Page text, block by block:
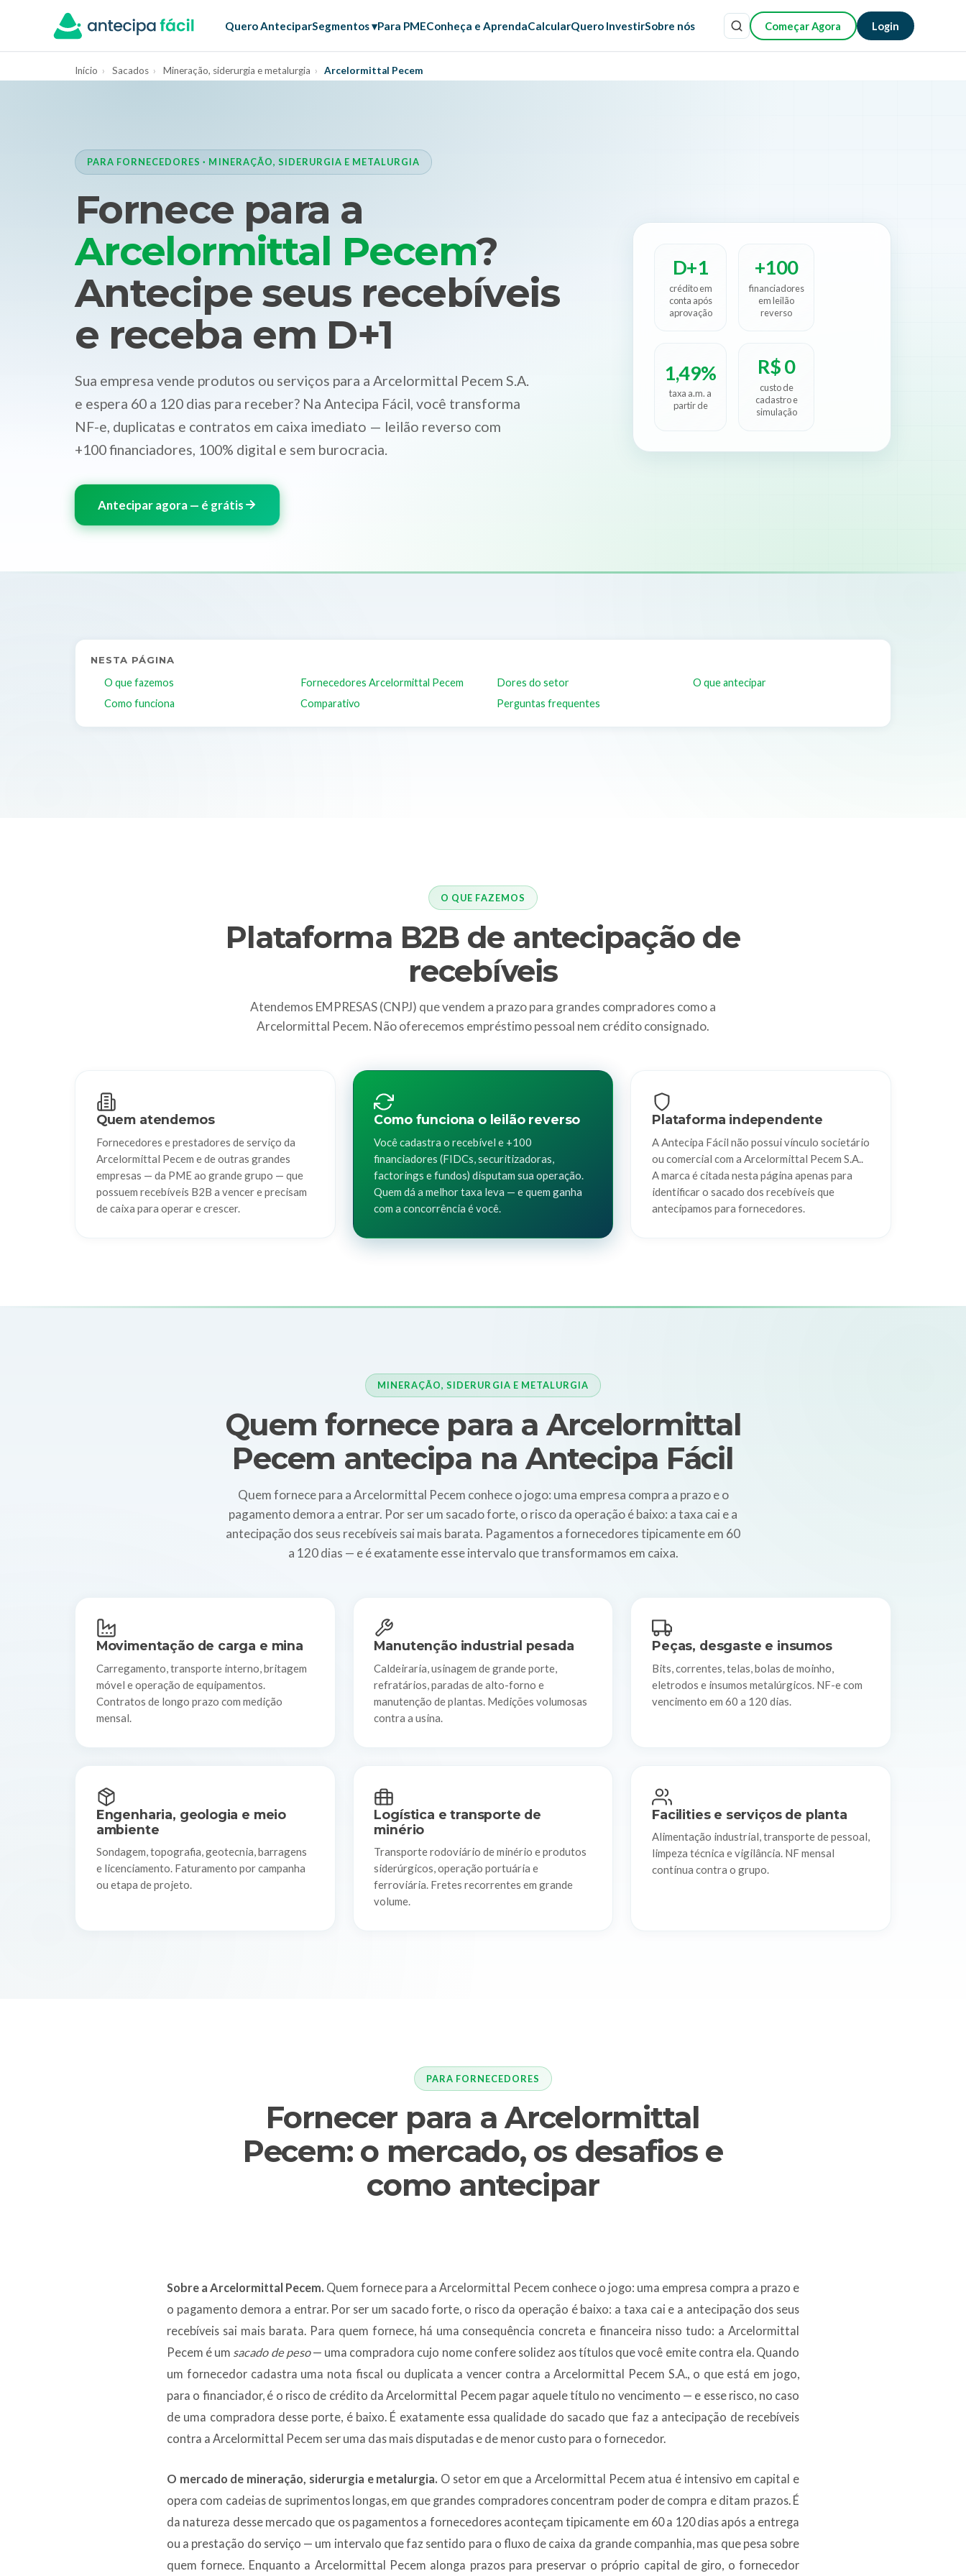
Quero AnteciparSegmentos ▾Para PMEConheça e AprendaCalcularQuero InvestirSobre nós Começar Agora Login
Início › Sacados › Mineração, siderurgia e metalurgia › Arcelormittal Pecem
PARA FORNECEDORES · MINERAÇÃO, SIDERURGIA E METALURGIA
Fornece para a
Arcelormittal Pecem?
Antecipe seus recebíveis
e receba em D+1
Sua empresa vende produtos ou serviços para a Arcelormittal Pecem S.A.
e espera 60 a 120 dias para receber? Na Antecipa Fácil, você transforma
NF-e, duplicatas e contratos em caixa imediato — leilão reverso com
+100 financiadores, 100% digital e sem burocracia.
Antecipar agora — é grátis
D+1
crédito em
conta após
aprovação
+100
financiadores
em leilão
reverso
1,49%
taxa a.m. a
partir de
R$ 0
custo de
cadastro e
simulação
NESTA PÁGINA
O que fazemos Fornecedores Arcelormittal Pecem Dores do setor
O que antecipar
Como funciona
Comparativo Perguntas frequentes
O QUE FAZEMOS
Plataforma B2B de antecipação de
recebíveis
Atendemos EMPRESAS (CNPJ) que vendem a prazo para grandes compradores como a
Arcelormittal Pecem. Não oferecemos empréstimo pessoal nem crédito consignado.
Quem atendemos
Fornecedores e prestadores de serviço da
Arcelormittal Pecem e de outras grandes
empresas — da PME ao grande grupo — que
possuem recebíveis B2B a vencer e precisam
de caixa para operar e crescer.
Como funciona o leilão reverso
Você cadastra o recebível e +100
financiadores (FIDCs, securitizadoras,
factorings e fundos) disputam sua operação.
Quem dá a melhor taxa leva — e quem ganha
com a concorrência é você.
Plataforma independente
A Antecipa Fácil não possui vínculo societário
ou comercial com a Arcelormittal Pecem S.A..
A marca é citada nesta página apenas para
identificar o sacado dos recebíveis que
antecipamos para fornecedores.
MINERAÇÃO, SIDERURGIA E METALURGIA
Quem fornece para a Arcelormittal
Pecem antecipa na Antecipa Fácil
Quem fornece para a Arcelormittal Pecem conhece o jogo: uma empresa compra a prazo e o
pagamento demora a entrar. Por ser um sacado forte, o risco da operação é baixo: a taxa cai e a
antecipação dos seus recebíveis sai mais barata. Pagamentos a fornecedores tipicamente em 60
a 120 dias — e é exatamente esse intervalo que transformamos em caixa.
Movimentação de carga e mina
Carregamento, transporte interno, britagem
móvel e operação de equipamentos.
Contratos de longo prazo com medição
mensal.
Manutenção industrial pesada
Caldeiraria, usinagem de grande porte,
refratários, paradas de alto-forno e
manutenção de plantas. Medições volumosas
contra a usina.
Peças, desgaste e insumos
Bits, correntes, telas, bolas de moinho,
eletrodos e insumos metalúrgicos. NF-e com
vencimento em 60 a 120 dias.
Engenharia, geologia e meio
ambiente
Sondagem, topografia, geotecnia, barragens
e licenciamento. Faturamento por campanha
ou etapa de projeto.
Logística e transporte de
minério
Transporte rodoviário de minério e produtos
siderúrgicos, operação portuária e
ferroviária. Fretes recorrentes em grande
volume.
Facilities e serviços de planta
Alimentação industrial, transporte de pessoal,
limpeza técnica e vigilância. NF mensal
contínua contra o grupo.
PARA FORNECEDORES
Fornecer para a Arcelormittal
Pecem: o mercado, os desafios e
como antecipar
Sobre a Arcelormittal Pecem. Quem fornece para a Arcelormittal Pecem conhece o jogo: uma empresa compra a prazo e
o pagamento demora a entrar. Por ser um sacado forte, o risco da operação é baixo: a taxa cai e a antecipação dos seus
recebíveis sai mais barata. Para quem fornece, há uma consequência concreta e financeira nisso tudo: a Arcelormittal
Pecem é um sacado de peso— uma compradora cujo nome confere solidez aos títulos que você emite contra ela. Quando
um fornecedor cadastra uma nota fiscal ou duplicata a vencer contra a Arcelormittal Pecem S.A., o que está em jogo,
para o financiador, é o risco de crédito da Arcelormittal Pecem pagar aquele título no vencimento — e esse risco, no caso
de uma compradora desse porte, é baixo. É exatamente essa qualidade do sacado que faz a antecipação de recebíveis
contra a Arcelormittal Pecem ser uma das mais disputadas e de menor custo para o fornecedor.
O mercado de mineração, siderurgia e metalurgia. O setor em que a Arcelormittal Pecem atua é intensivo em capital e
opera com cadeias de suprimentos longas, em que grandes compradores concentram poder de compra e ditam prazos. É
da natureza desse mercado que os pagamentos a fornecedores aconteçam tipicamente em 60 a 120 dias após a entrega
ou a prestação do serviço — um intervalo que faz sentido para o fluxo de caixa da grande companhia, mas que pesa sobre
quem fornece. Enquanto a Arcelormittal Pecem alonga prazos para preservar o próprio capital de giro, o fornecedor